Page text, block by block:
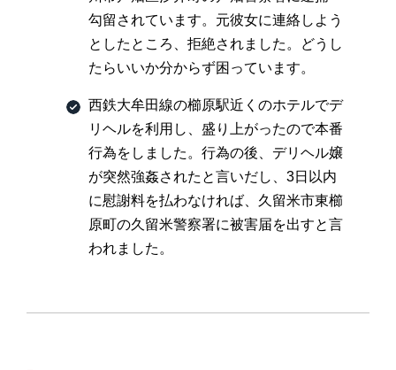
勾留されています。元彼女に連絡しよう
としたところ、拒絶されました。どうし
たらいいか分からず困っています。
西鉄大牟田線の櫛原駅近くのホテルでデ
リヘルを利用し、盛り上がったので本番
行為をしました。行為の後、デリヘル嬢
が突然強姦されたと言いだし、3日以内
に慰謝料を払わなければ、久留米市東櫛
原町の久留米警察署に被害届を出すと言
われました。